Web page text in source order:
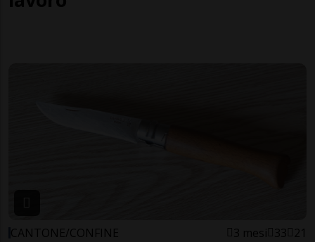
CANTONE/CONFINE 3 mesi 33 21